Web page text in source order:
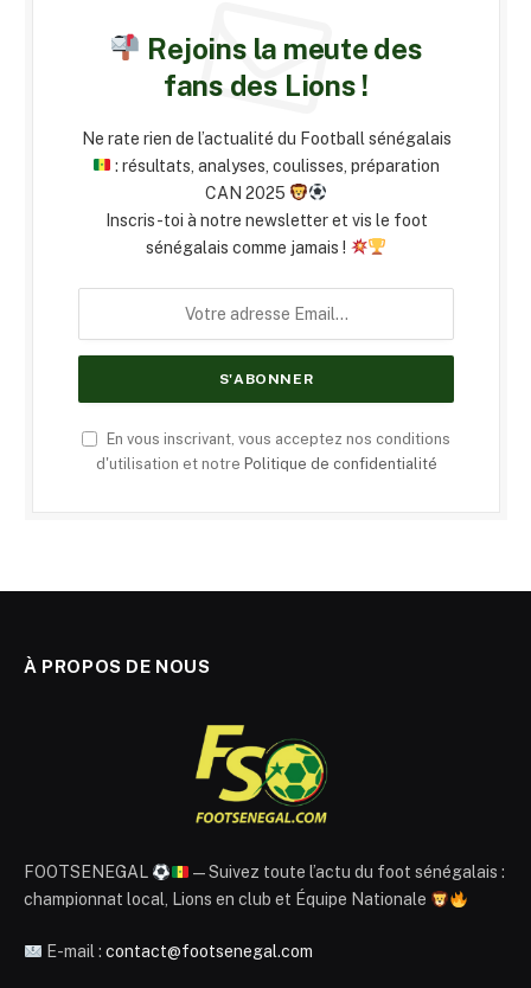
Rejoins la meute des
fans des Lions !
Ne rate rien de l’actualité du Football sénégalais
: résultats, analyses, coulisses, préparation
CAN 2025
Inscris-toi à notre newsletter et vis le foot
sénégalais comme jamais !
En vous inscrivant, vous acceptez nos conditions
d'utilisation et notre Politique de confidentialité
À PROPOS DE NOUS
FOOTSENEGAL
— Suivez toute l’actu du foot sénégalais :
championnat local, Lions en club et Équipe Nationale
E-mail : contact@footsenegal.com